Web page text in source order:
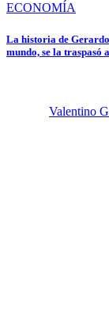
ECONOMÍA
La historia de
mundo, se la traspasó
Valentino